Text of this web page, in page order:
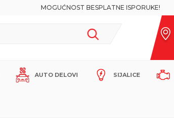
MOGUĆNOST BESPLATNE ISPORUKE!
AUTO DELOVI SIJALICE